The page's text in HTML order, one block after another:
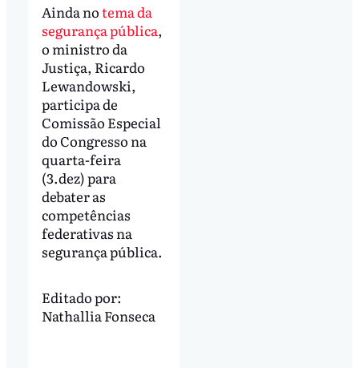
Ainda notema da
segurança pública,
o ministro da
Justiça, Ricardo
Lewandowski,
participa de
Comissão Especial
do Congresso na
quarta-feira
(3.dez) para
debater as
competências
federativas na
segurança pública.
Editado por:
Nathallia Fonseca